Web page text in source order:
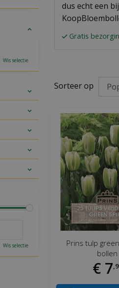
dus echt een
Gratis
Sorteer op
Prins tulp
bollen
€ 7
Wis selectie
Wis selectie